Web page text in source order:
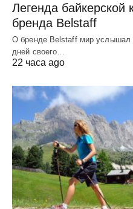
Легенда байкерской
бренда Belstaff
О бренде Belstaff мир услышал
дней своего…
22 часа ago